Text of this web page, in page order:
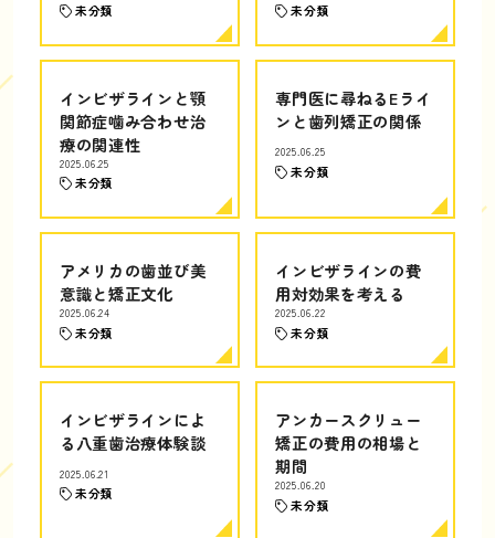
未分類 未分類
インビザラインと顎
関節症噛み合わせ治
療の関連性
2025.06.25
未分類
専門医に尋ねるEライ
ンと歯列矯正の関係
2025.06.25
未分類
アメリカの歯並び美
意識と矯正文化
2025.06.24
未分類
インビザラインの費
用対効果を考える
2025.06.22
未分類
インビザラインによ
る八重歯治療体験談
2025.06.21
未分類
アンカースクリュー
矯正の費用の相場と
期間
2025.06.20
未分類